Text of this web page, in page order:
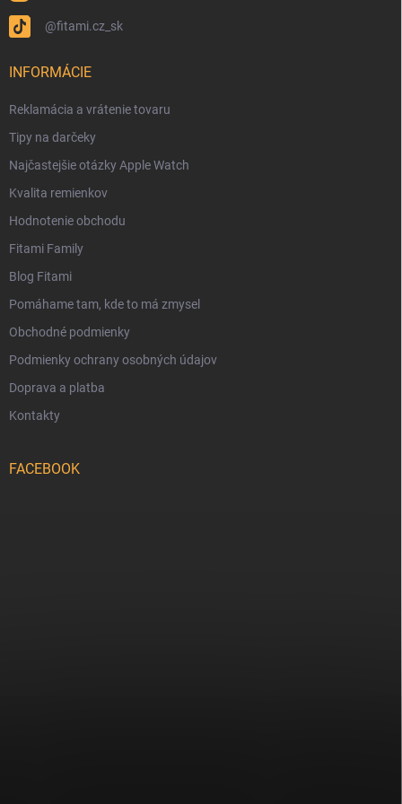
@fitami.cz_sk
INFORMÁCIE
Reklamácia a vrátenie tovaru
Tipy na darčeky
Najčastejšie otázky Apple Watch
Kvalita remienkov
Hodnotenie obchodu
Fitami Family
Blog Fitami
Pomáhame tam, kde to má zmysel
Obchodné podmienky
Podmienky ochrany osobných údajov
Doprava a platba
Kontakty
FACEBOOK